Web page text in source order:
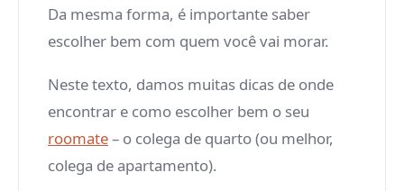
Da mesma forma, é importante saber
escolher bem com quem você vai morar.
Neste texto, damos muitas dicas de onde
encontrar e como escolher bem o seu
roomate– o colega de quarto (ou melhor,
colega de apartamento).